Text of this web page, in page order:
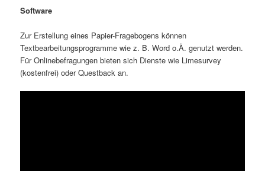
Software
Zur Erstellung eines Papier-Fragebogens können
Textbearbeitungsprogramme wie z. B. Word o.Ä. genutzt werden.
Für Onlinebefragungen bieten sich Dienste wie Limesurvey
(kostenfrei) oder Questback an.